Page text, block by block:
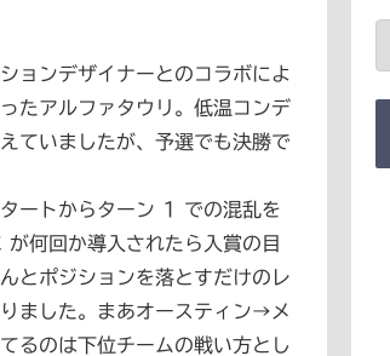
ョンデザイナーとのコラボによ
たアルファタウリ。低温コンデ
ていましたが、予選でも決勝で
ートからターン 1 での混乱を
何回か導入されたら入賞の目
とポジションを落とすだけのレ
ました。まあオースティン→メ
るのは下位チームの戦い方とし